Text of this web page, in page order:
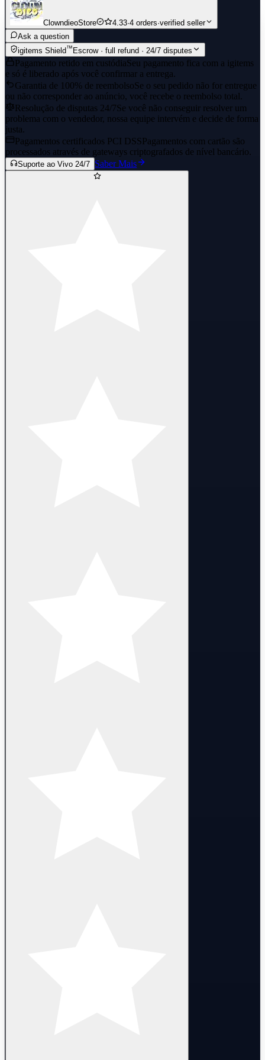
ClowndieoStore 4.33·4 orders·verified seller
Ask a question
igitems Shield™ Escrow · full refund · 24/7 disputes
Pagamento retido em custódiaSeu pagamento fica com a igitems
e só é liberado após você confirmar a entrega.
Garantia de 100% de reembolsoSe o seu pedido não for entregue
ou não corresponder ao anúncio, você recebe o reembolso total.
Resolução de disputas 24/7Se você não conseguir resolver um
problema com o vendedor, nossa equipe intervém e decide de forma
justa.
Pagamentos certificados PCI DSSPagamentos com cartão são
processados através de gateways criptografados de nível bancário.
Suporte ao Vivo 24/7 Saber Mais